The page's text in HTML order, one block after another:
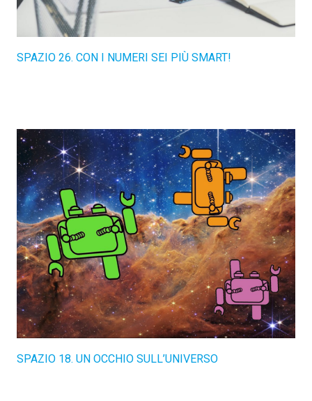
SPAZIO 26. CON I NUMERI SEI PIÙ SMART!
SPAZIO 18. UN OCCHIO SULL’UNIVERSO